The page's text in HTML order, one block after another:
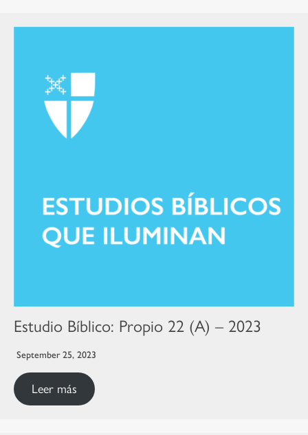
Estudio Bíblico: Propio 22 (A) – 2023
September 25, 2023
Leer más